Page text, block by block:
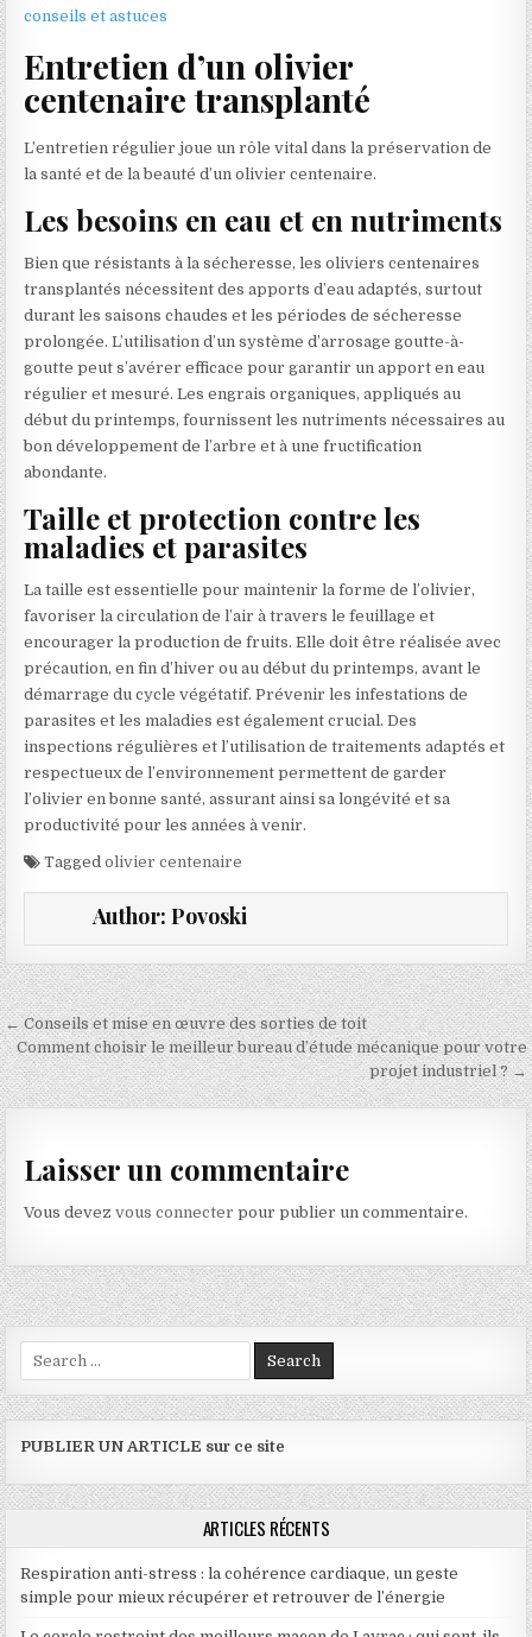
conseils et astuces
Entretien d’un olivier
centenaire transplanté
L’entretien régulier joue un rôle vital dans la préservation de
la santé et de la beauté d’un olivier centenaire.
Les besoins en eau et en nutriments
Bien que résistants à la sécheresse, les oliviers centenaires
transplantés nécessitent des apports d’eau adaptés, surtout
durant les saisons chaudes et les périodes de sécheresse
prolongée. L’utilisation d’un système d’arrosage goutte-à-
goutte peut s’avérer efficace pour garantir un apport en eau
régulier et mesuré. Les engrais organiques, appliqués au
début du printemps, fournissent les nutriments nécessaires au
bon développement de l’arbre et à une fructification
abondante.
Taille et protection contre les
maladies et parasites
La taille est essentielle pour maintenir la forme de l’olivier,
favoriser la circulation de l’air à travers le feuillage et
encourager la production de fruits. Elle doit être réalisée avec
précaution, en fin d’hiver ou au début du printemps, avant le
démarrage du cycle végétatif. Prévenir les infestations de
parasites et les maladies est également crucial. Des
inspections régulières et l’utilisation de traitements adaptés et
respectueux de l’environnement permettent de garder
l’olivier en bonne santé, assurant ainsi sa longévité et sa
productivité pour les années à venir.
Taggedolivier centenaire
Author: Povoski
Navigation de l’article
← Conseils et mise en œuvre des sorties de toit
Comment choisir le meilleur bureau d’étude mécanique pour votre
projet industriel ? →
Laisser un commentaire
Vous devezvous connecter pour publier un commentaire.
Search for:
PUBLIER UN ARTICLE sur ce site
ARTICLES RÉCENTS
Respiration anti-stress : la cohérence cardiaque, un geste
simple pour mieux récupérer et retrouver de l’énergie